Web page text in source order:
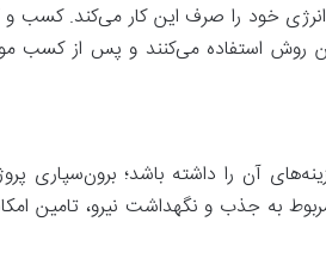
خود را صرف این کار می‌کند. کسب و
این روش استفاده می‌کنند و پس از
آن را داشته باشد؛
به جذب و نگهداشت نیرو، تامین